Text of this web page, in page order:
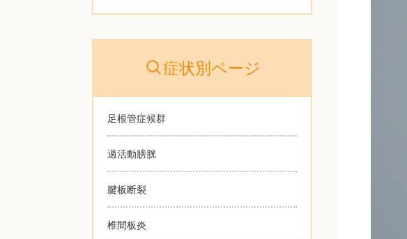
症状別ページ
足根管症候群
過活動膀胱
腱板断裂
椎間板炎